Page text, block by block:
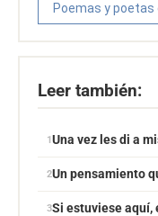
Poemas y poetas
Leer también:
Una vez les di a
Un pensamiento
Si estuviese aquí,